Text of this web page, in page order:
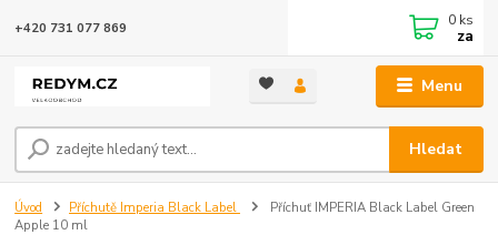
Menu
Hledat
+420 731 077 869 0 ks
za
Úvod Příchutě Imperia Black Label
Příchuť IMPERIA Black Label Green
Apple 10 ml